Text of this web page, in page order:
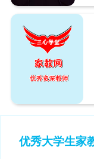
优秀大学生家